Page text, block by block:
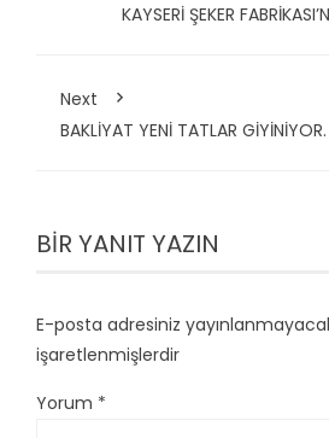
KAYSERİ ŞEKER
Next
BAKLİYAT YENİ TATLAR GİYİNİYOR.
BIR YANIT YAZIN
E-posta adresiniz
işaretlenmişlerdir
Yorum *